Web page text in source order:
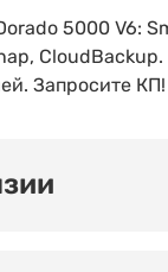
5000 V6:
Запросите КП!